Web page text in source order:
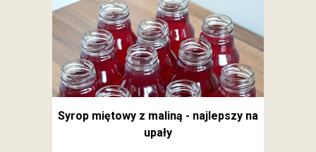
Syrop miętowy z maliną - najlepszy na
upały